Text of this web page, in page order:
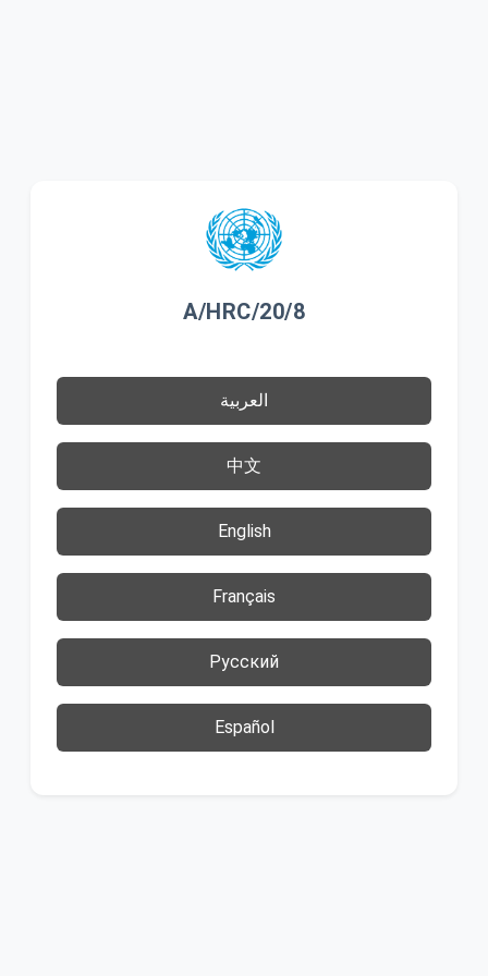
A/HRC/20/8
العربية
中文
English
Français
Русский
Español